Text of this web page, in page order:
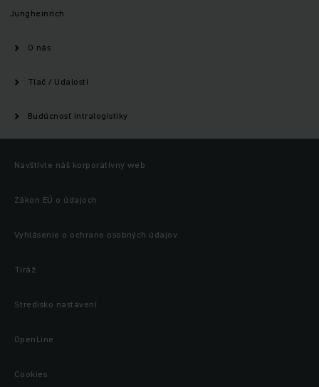
Jungheinrich
O nás
Tlač / Udalosti
Budúcnosť intralogistiky
Navštívte náš korporatívny web
Zákon EÚ o údajoch
Vyhlásenie o ochrane osobných údajov
Tiráž
Stredisko nastavení
OpenLine
Cookies